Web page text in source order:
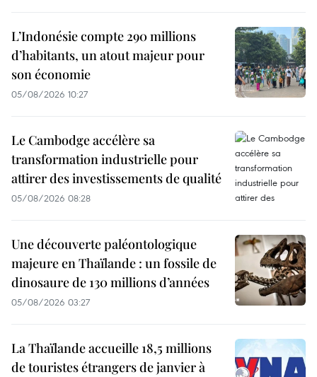
L’Indonésie compte 290 millions
d’habitants, un atout majeur pour
son économie
05/08/2026 10:27
Le Cambodge accélère sa
transformation industrielle pour
attirer des investissements de qualité
05/08/2026 08:28
Une découverte paléontologique
majeure en Thaïlande : un fossile de
dinosaure de 130 millions d’années
05/08/2026 03:27
La Thaïlande accueille 18,5 millions
de touristes étrangers de janvier à